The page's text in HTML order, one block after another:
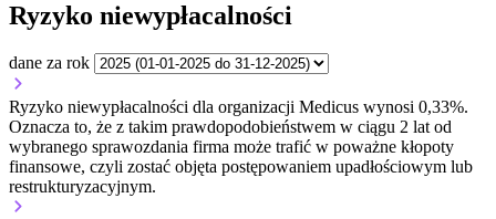
Ryzyko niewypłacalności
dane za rok
Ryzyko niewypłacalności dla organizacji Medicus wynosi 0,33%.
Oznacza to, że z takim prawdopodobieństwem w ciągu 2 lat od
wybranego sprawozdania firma może trafić w poważne kłopoty
finansowe, czyli zostać objęta postępowaniem upadłościowym lub
restrukturyzacyjnym.